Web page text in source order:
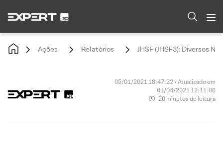
Ações Relatórios JHSF (JHSF3): Diversos
05/01/2021 18:47:22 • Atualizado em
01/04/2021 12:11:06
20 minutos de leitura